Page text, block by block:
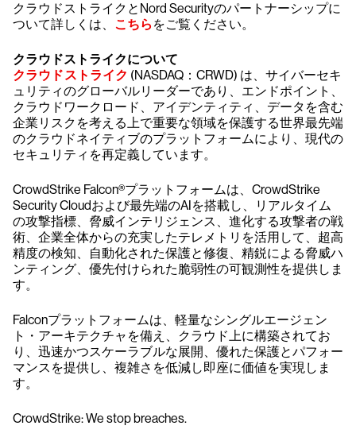
クラウドストライクとNord Securityのパートナーシップに
ついて詳しくは、 こちら をご覧ください。
クラウドストライクについて
クラウドストライク (NASDAQ：CRWD) は、サイバーセキ
ュリティのグローバルリーダーであり、エンドポイント、
クラウドワークロード、アイデンティティ、データを含む
企業リスクを考える上で重要な領域を保護する世界最先端
のクラウドネイティブのプラットフォームにより、現代の
セキュリティを再定義しています。
CrowdStrike Falcon®プラットフォームは、CrowdStrike
Security Cloudおよび最先端のAIを搭載し、リアルタイム
の攻撃指標、脅威インテリジェンス、進化する攻撃者の戦
術、企業全体からの充実したテレメトリを活用して、超高
精度の検知、自動化された保護と修復、精鋭による脅威ハ
ンティング、優先付けられた脆弱性の可観測性を提供しま
す。
Falconプラットフォームは、軽量なシングルエージェン
ト・アーキテクチャを備え、クラウド上に構築されてお
り、迅速かつスケーラブルな展開、優れた保護とパフォー
マンスを提供し、複雑さを低減し即座に価値を実現しま
す。
CrowdStrike: We stop breaches.